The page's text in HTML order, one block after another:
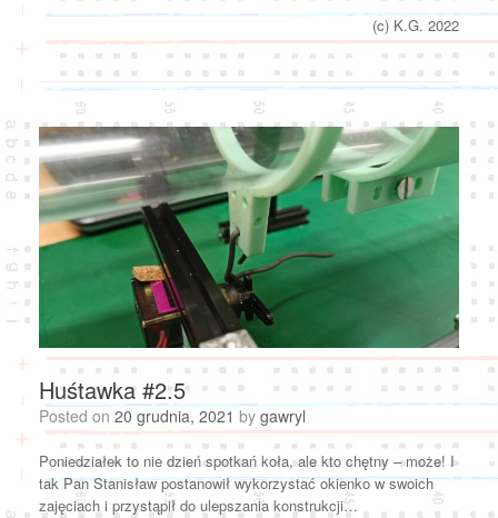
(c) K.G. 2022
Huśtawka #2.5
Posted on 20 grudnia, 2021 by gawryl
Poniedziałek to nie dzień spotkań koła, ale kto chętny – może! I
tak Pan Stanisław postanowił wykorzystać okienko w swoich
zajęciach i przystąpił do ulepszania konstrukcji…